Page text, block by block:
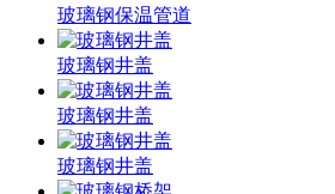
玻璃钢保温管道
玻璃钢井盖
玻璃钢井盖
玻璃钢井盖